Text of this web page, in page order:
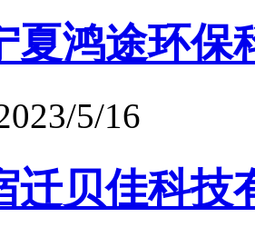
夏鸿途环保
5/16
迁贝佳科技